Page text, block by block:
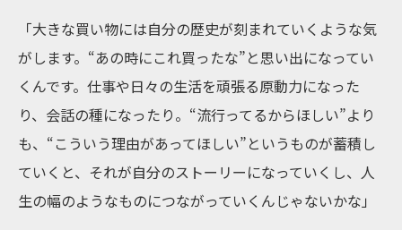
「大きな買い物には自分の歴史が刻まれていくような気
がします。“あの時にこれ買ったな”と思い出になってい
くんです。仕事や日々の生活を頑張る原動力になった
り、会話の種になったり。“流行ってるからほしい”より
も、“こういう理由があってほしい”というものが蓄積し
ていくと、それが自分のストーリーになっていくし、人
生の幅のようなものにつながっていくんじゃないかな」